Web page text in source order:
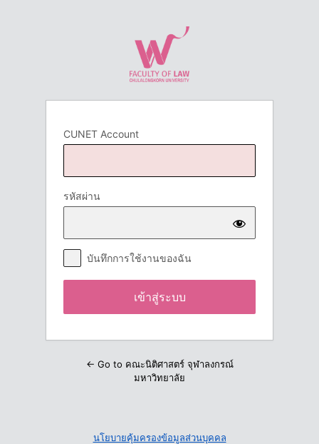
CUNET Account
รหัสผ่าน
บันทึกการใช้งานของฉัน
← Go to คณะนิติศาสตร์ จุฬาลงกรณ์
มหาวิทยาลัย
นโยบายคุ้มครองข้อมูลส่วนบุคคล